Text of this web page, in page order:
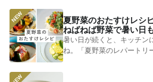
夏野菜のおたすけレシ
ねばねば野菜で暑い日
暑い日が続くと、キッチン
ね。「夏野菜のレパートリ
します。 そ...